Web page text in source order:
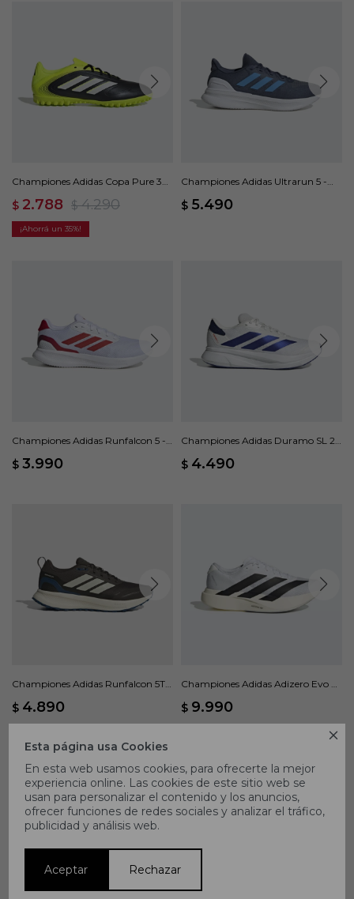

Esta página usa Cookies
En esta web usamos cookies, para ofrecerte la mejor
experiencia online. Las cookies de este sitio web se
usan para personalizar el contenido y los anuncios,
ofrecer funciones de redes sociales y analizar el tráfico,
publicidad y análisis web.
Aceptar Rechazar
Championes Adidas Copa Pure 3
$ 2.788 $ 4.290
35
Championes Adidas Ultrarun 5 -
$ 5.490
Championes Adidas Runfalcon 5 -
$ 3.990
Championes Adidas Duramo SL 2 -
$ 4.490
Championes Adidas Runfalcon 5TR
$ 4.890
Championes Adidas Adizero Evo SL
$ 9.990